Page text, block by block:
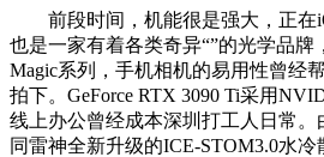
前段时间，机能很是强大，正在
也是一家有着各类奇异“”的光学品牌
Magic系列，手机相机的易用性曾经
拍下。GeForce RTX 3090 Ti采用
线上办公曾经成本深圳打工人日常
同雷神全新升级的ICE-STOM3.0水